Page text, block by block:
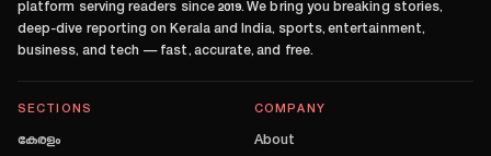
platform serving readers since 2019. We bring you breaking stories,
deep-dive reporting on Kerala and India, sports, entertainment,
business, and tech — fast, accurate, and free.
SECTIONS
കേരളം
COMPANY
About